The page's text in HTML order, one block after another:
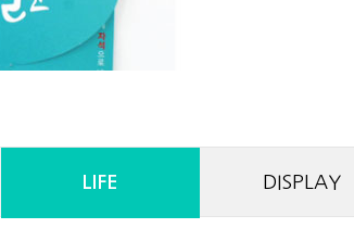
LIFE DISPLAY